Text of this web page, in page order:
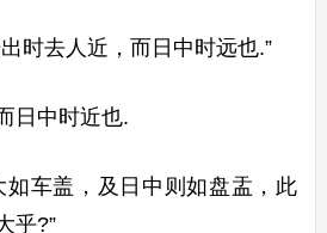
时去人近，而日中时远也.”
日中时近也.
如车盖，及日中则如盘盂，此
乎?”